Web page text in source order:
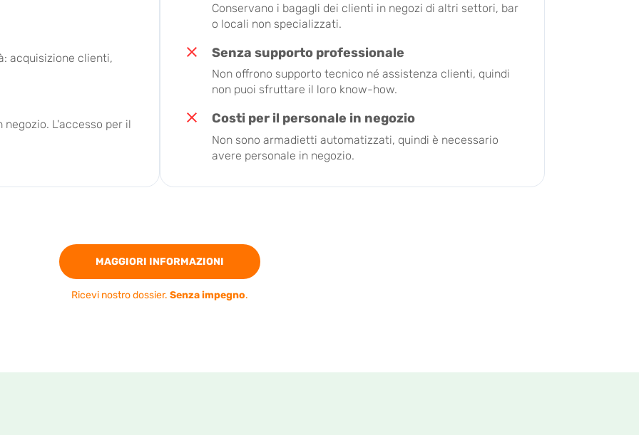
acquisizione clienti,
L'accesso per il
Conservano i bagagli dei clienti in negozi di altri settori, bar
o locali non specializzati.
Senza supporto professionale
Non offrono supporto tecnico né assistenza clienti, quindi
non puoi sfruttare il loro know-how.
Costi per il personale in negozio
Non sono armadietti automatizzati, quindi è necessario
avere personale in negozio.
MAGGIORI INFORMAZIONI
Ricevi nostro dossier. Senza impegno.